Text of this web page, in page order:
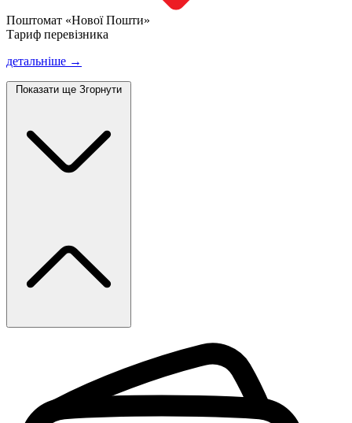
Поштомат «Нової Пошти»
Тариф перевізника
детальніше →
Показати ще Згорнути